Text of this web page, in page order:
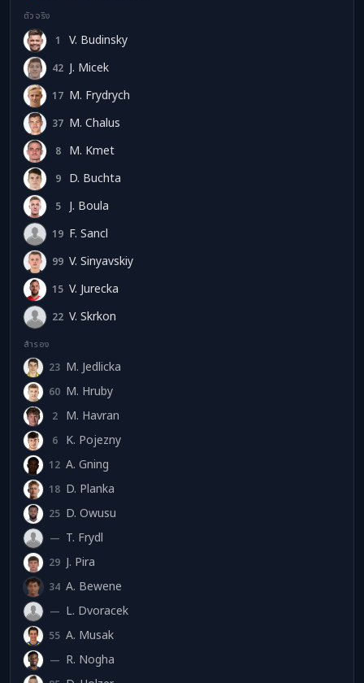
ตัวจริง
VB 1 V. Budinsky
JM 42 J. Micek
MF 17 M. Frydrych
MC 37 M. Chalus
MK 8 M. Kmet
DB 9 D. Buchta
JB 5 J. Boula
FS 19 F. Sancl
VS 99 V. Sinyavskiy
VJ 15 V. Jurecka
VS 22 V. Skrkon
สำรอง
MJ 23 M. Jedlicka
MH 60 M. Hruby
MH 2 M. Havran
KP 6 K. Pojezny
AG 12 A. Gning
DP 18 D. Planka
DO 25 D. Owusu
TF — T. Frydl
JP 29 J. Pira
AB 34 A. Bewene
LD — L. Dvoracek
AM 55 A. Musak
RN — R. Nogha